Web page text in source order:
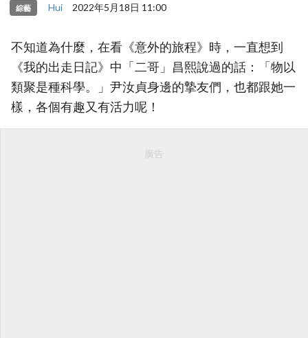
綜藝 Hui 2022年5月18日 11:00
不知道為什麼，在看《意外的旅程》時，一直想到
《我的出走日記》中「二哥」昌熙說過的話：「物以
類聚是種科學。」尹汝貞身邊的摯友們，也都跟她一
樣，各個有趣又有活力呢！
廣告